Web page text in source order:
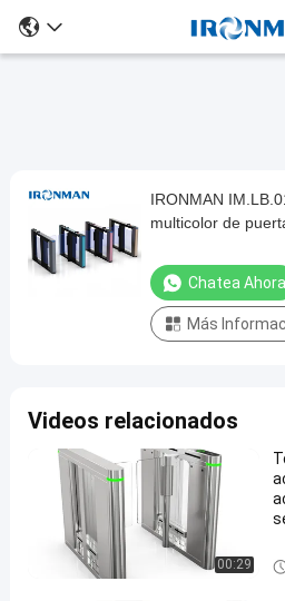
IRONMAN
IM.LB.01
Tornostil
de
velocidad
para
control
acceso
IRONMAN
multicolor de
Chatea Ahora
Más
Videos relacionados
00:29